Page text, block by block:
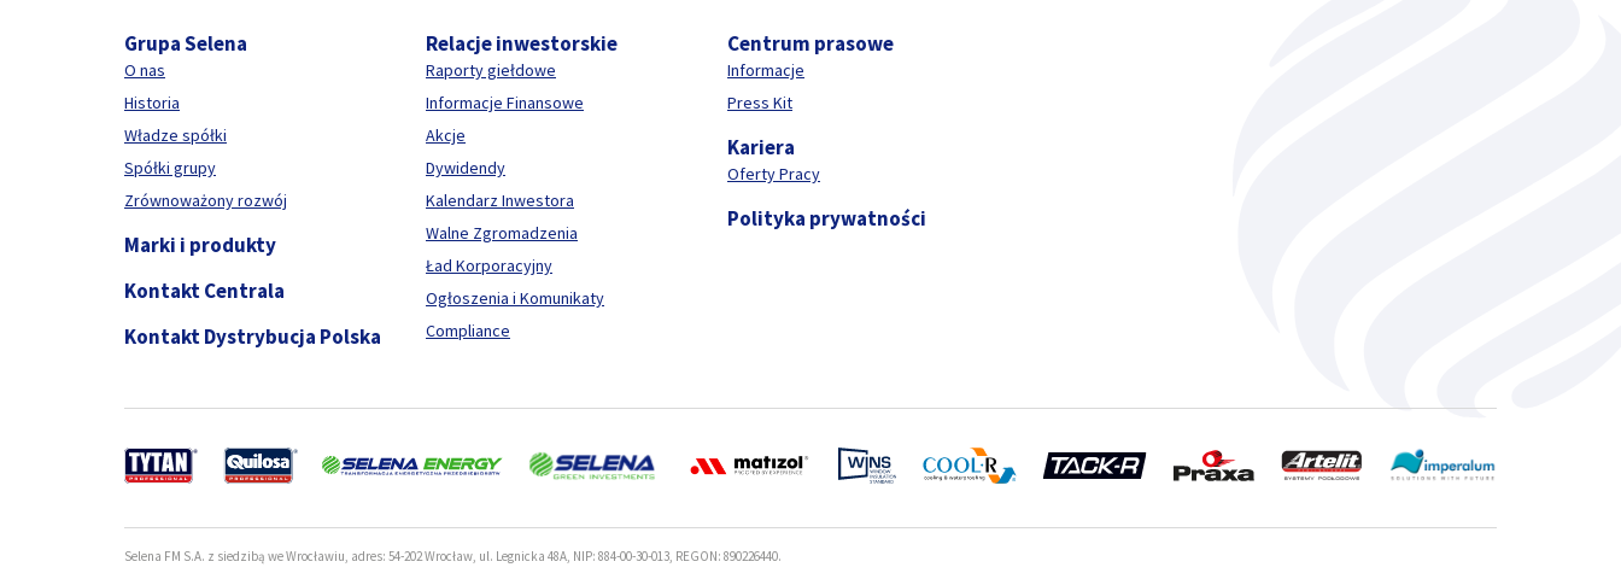
Grupa Selena
O nas
Historia
Władze spółki
Spółki grupy
Zrównoważony rozwój
Marki i produkty
Kontakt Centrala
Kontakt Dystrybucja Polska
Relacje inwestorskie
Raporty giełdowe
Informacje Finansowe
Akcje
Dywidendy
Kalendarz Inwestora
Walne Zgromadzenia
Ład Korporacyjny
Ogłoszenia i Komunikaty
Compliance
Centrum prasowe
Informacje
Press Kit
Kariera
Oferty Pracy
Polityka prywatności
Selena FM S.A. z siedzibą we Wrocławiu, adres: 54-202 Wrocław, ul. Legnicka 48A, NIP: 884-00-30-013, REGON: 890226440.